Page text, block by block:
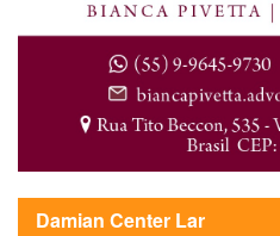
Damian Center Lar